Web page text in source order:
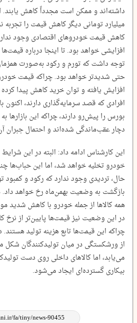
میلیارد تومانی دیگر کاهش قیمت را تجربه
کاهش قیمت خودرو‌های اقتصادی وجود
افزایشی خواهد بود. تا اینجا درباره
توجه داشت که تورم و رکود به‌صورت
حتی شدیدتر خواهد بود. چراکه قیمت
افزایش یافته و توان خرید کاهش پیدا
افرادی که قصد سرمایه‌گذاری دارند، اکنون
بورس را پیش‌رو دارند، چراکه این بازار‌ها
دچار عقب‌ماندگی شده‌اند و احتمال جبران
این کارشناس ادامه داد: البته در این
خودرو تخلیه خواهد شد، اما این حباب‌ها
حال، تردیدی وجود ندارد که رکود و
بازگشت به وضعیت بهمن‌ماه رخ خواهد
همه کالا‌ها از جمله خودرو با کاهش شدید
در این وضعیت نیز قیمت‌ها پایین‌تر از نرخ
چراکه این قیمت‌ها تابع هزینه تولید
از ورشکستگی در میان تولیدکنندگان
می‌یابد، اما کالا‌های داخلی روی دست
بیکاری گسترده‌ای ایجاد می‌شود.